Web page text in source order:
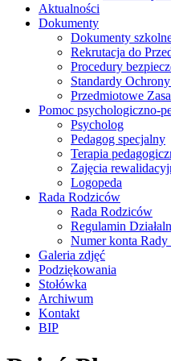
Aktualności
Dokumenty
Dokumenty
Rekrutacja do
Procedury
Standardy
Przedmiotowe
Pomoc psychologiczno-
Psycholog
Pedagog specjalny
Terapia
Zajęcia
Logopeda
Rada Rodziców
Rada Rodziców
Regulamin
Numer konta
Galeria zdjęć
Podziękowania
Stołówka
Archiwum
Kontakt
BIP